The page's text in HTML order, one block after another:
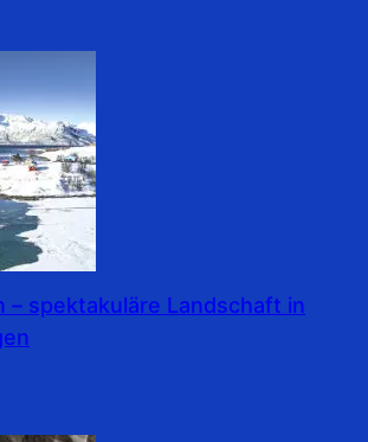
– spektakuläre Landschaft in